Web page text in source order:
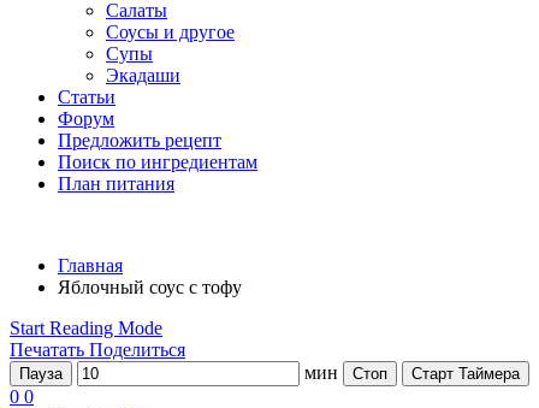
Салаты
Соусы и другое
Супы
Экадаши
Статьи
Форум
Предложить рецепт
Поиск по ингредиентам
План питания
Главная
Яблочный соус с тофу
Start Reading Mode
Печатать Поделиться
Пауза мин Стоп Старт Таймера
0 0